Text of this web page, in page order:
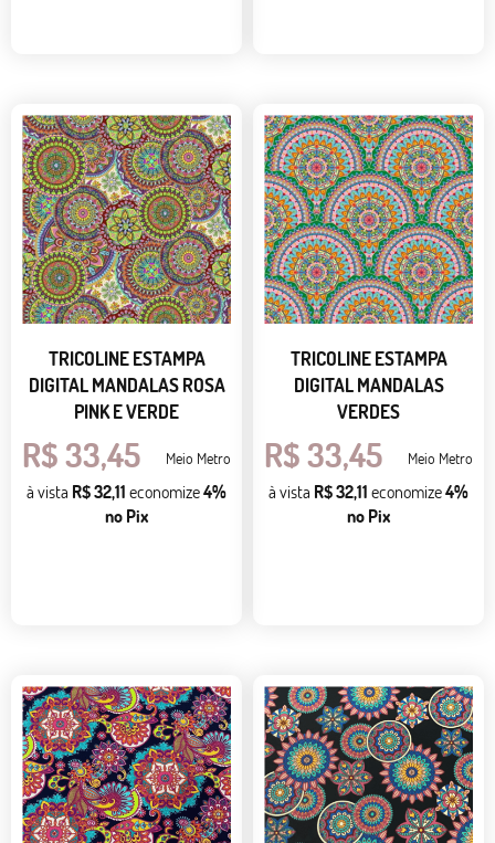
TRICOLINE ESTAMPA
DIGITAL MANDALAS ROSA
PINK E VERDE
R$ 33,45 Meio Metro
à vista R$ 32,11 economize4%
no Pix
TRICOLINE ESTAMPA
DIGITAL MANDALAS
VERDES
R$ 33,45 Meio Metro
à vista R$ 32,11 economize4%
no Pix